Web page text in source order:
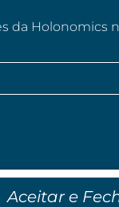
da Holonomics
Aceitar e